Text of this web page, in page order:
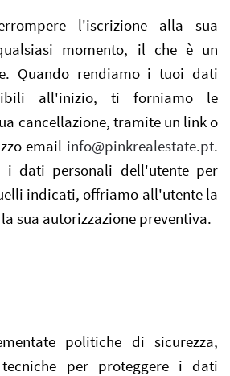
l'iscrizione alla sua
momento, il che è un
Quando rendiamo i tuoi dati
all'inizio, ti forniamo le
cancellazione, tramite un link o
email info@pinkrealestate.pt.
i dati personali dell'utente per
indicati, offriamo all'utente la
sua autorizzazione preventiva.
politiche di sicurezza,
per proteggere i dati